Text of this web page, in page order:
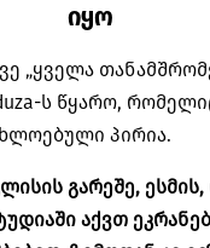
იყო
„ყველა
ს წყარო,
პირია.
გარეშე,
აქვთ